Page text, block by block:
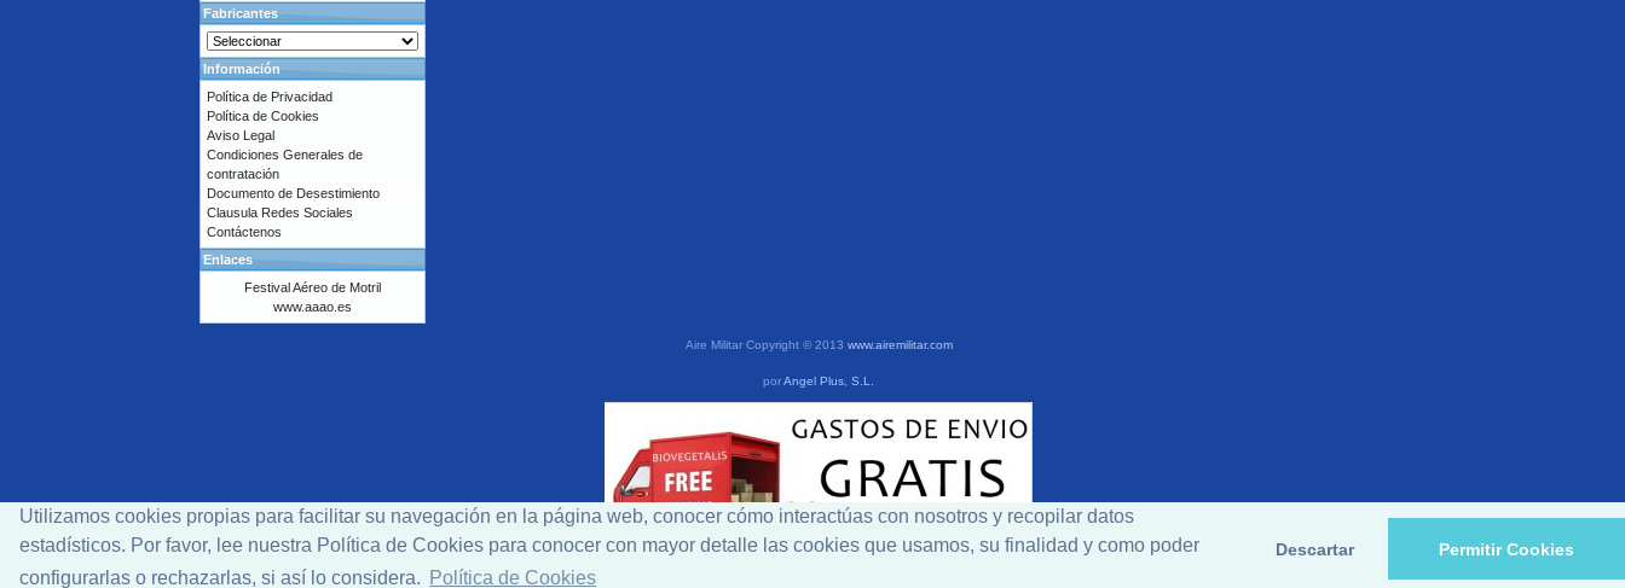
Utilizamos cookies propias para facilitar su navegación en la página web, conocer cómo interactúas con nosotros y recopilar datos
estadísticos. Por favor, lee nuestra Política de Cookies para conocer con mayor detalle las cookies que usamos, su finalidad y como poder
configurarlas o rechazarlas, si así lo considera.
Política de Cookies
Descartar Permitir Cookies
Fabricantes
Información
Política de Privacidad
Política de Cookies
Aviso Legal
Condiciones Generales de
contratación
Documento de Desestimiento
Clausula Redes Sociales
Contáctenos
Enlaces
Festival Aéreo de Motril
www.aaao.es
Aire Militar Copyright © 2013 www.airemilitar.com
porAngel Plus, S.L.